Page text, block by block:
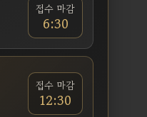
접수 마감
6:30
접수 마감
12:30